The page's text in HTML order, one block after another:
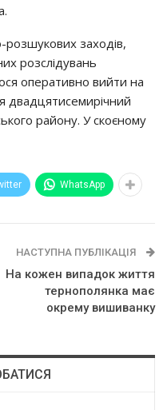
заходів,
розслідувань
оперативно вийти на
двадцятисемирічний
району. У скоєному
WhatsApp
НАСТУПНА ПУБЛІКАЦІЯ
На кожен випадок життя
тернополянка має
окрему вишиванку